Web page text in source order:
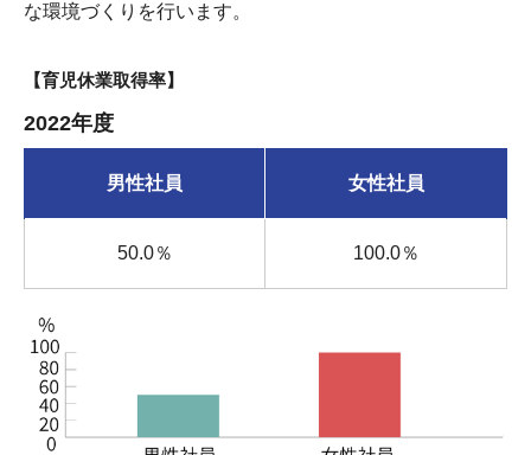
な環境づくりを行います。
【育児休業取得率】
2022年度
男性社員 女性社員
50.0％ 100.0％